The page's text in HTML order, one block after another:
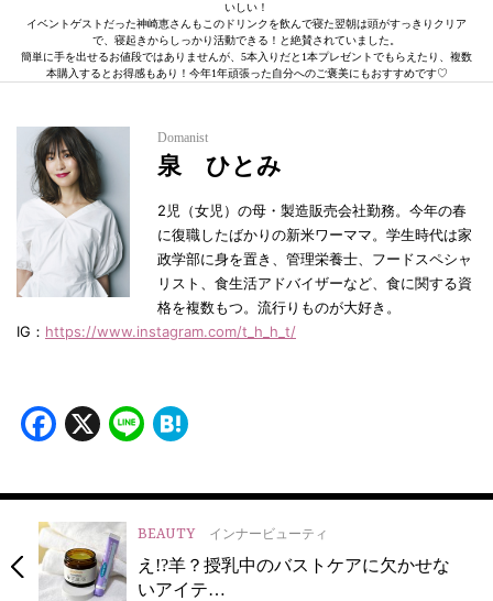
いしい！
イベントゲストだった神崎恵さんもこのドリンクを飲んで寝た翌朝は頭がすっきりクリア
で、寝起きからしっかり活動できる！と絶賛されていました。
簡単に手を出せるお値段ではありませんが、5本入りだと1本プレゼントでもらえたり、複数
本購入するとお得感もあり！今年1年頑張った自分へのご褒美にもおすすめです♡
Domanist
泉 ひとみ
2児（女児）の母・製造販売会社勤務。今年の春
に復職したばかりの新米ワーママ。学生時代は家
政学部に身を置き、管理栄養士、フードスペシャ
リスト、食生活アドバイザーなど、食に関する資
格を複数もつ。流行りものが大好き。
IG： https://www.instagram.com/t_h_h_t/
Facebook
X Line
BEAUTY インナービューティ
え!?羊？授乳中のバストケアに欠かせな
いアイテ…